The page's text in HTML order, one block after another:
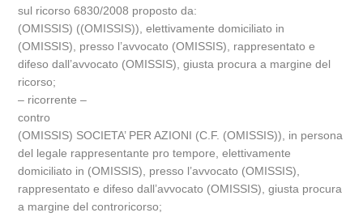
sul ricorso 6830/2008 proposto da:
(OMISSIS) ((OMISSIS)), elettivamente domiciliato in
(OMISSIS), presso l’avvocato (OMISSIS), rappresentato e
difeso dall’avvocato (OMISSIS), giusta procura a margine del
ricorso;
– ricorrente –
contro
(OMISSIS) SOCIETA’ PER AZIONI (C.F. (OMISSIS)), in persona
del legale rappresentante pro tempore, elettivamente
domiciliato in (OMISSIS), presso l’avvocato (OMISSIS),
rappresentato e difeso dall’avvocato (OMISSIS), giusta procura
a margine del controricorso;